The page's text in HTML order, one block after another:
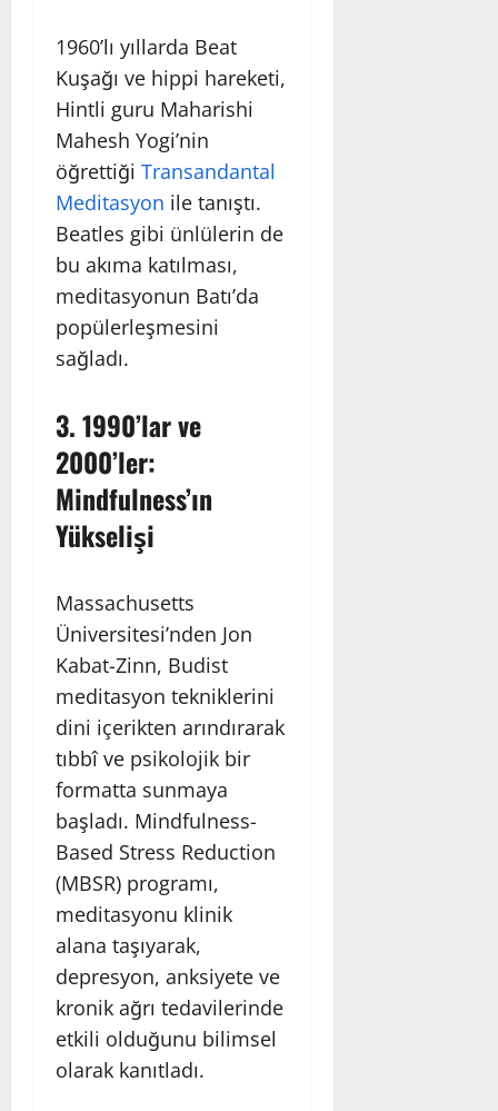
1960’lı yıllarda Beat
Kuşağı ve hippi hareketi,
Hintli guru Maharishi
Mahesh Yogi’nin
öğrettiği Transandantal
Meditasyon ile tanıştı.
Beatles gibi ünlülerin de
bu akıma katılması,
meditasyonun Batı’da
popülerleşmesini
sağladı.
3.1990’lar ve
2000’ler:
Mindfulness’ın
Yükselişi
Massachusetts
Üniversitesi’nden Jon
Kabat-Zinn, Budist
meditasyon tekniklerini
dini içerikten arındırarak
tıbbî ve psikolojik bir
formatta sunmaya
başladı. Mindfulness-
Based Stress Reduction
(MBSR) programı,
meditasyonu klinik
alana taşıyarak,
depresyon, anksiyete ve
kronik ağrı tedavilerinde
etkili olduğunu bilimsel
olarak kanıtladı.